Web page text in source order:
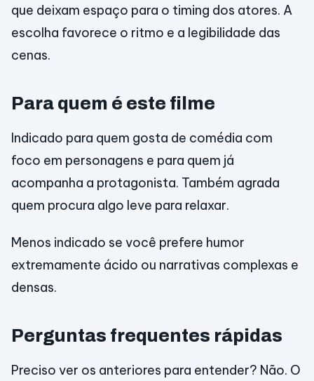
que deixam espaço para o timing dos atores. A
escolha favorece o ritmo e a legibilidade das
cenas.
Para quem é este filme
Indicado para quem gosta de comédia com
foco em personagens e para quem já
acompanha a protagonista. Também agrada
quem procura algo leve para relaxar.
Menos indicado se você prefere humor
extremamente ácido ou narrativas complexas e
densas.
Perguntas frequentes rápidas
Preciso ver os anteriores para entender? Não. O